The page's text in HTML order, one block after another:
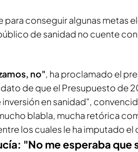
para conseguir algunas metas
de sanidad no cuente
no", ha proclamado el
de que el Presupuesto de
en sanidad",
blabla, mucha retórica
los cuales le ha imputado
"No me esperaba que